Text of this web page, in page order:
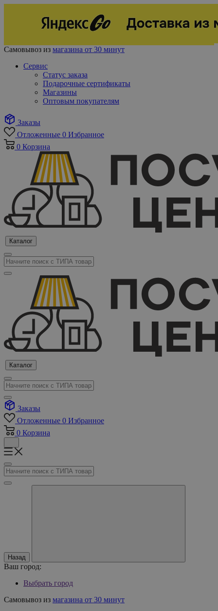
Самовывоз из магазина от 30 минут
Сервис
Статус заказа
Подарочные сертификаты
Магазины
Оптовым покупателям
Заказы
Отложенные 0 Избранное
0 Корзина
Каталог
Каталог
Заказы
Отложенные 0 Избранное
0 Корзина
Назад
Ваш город:
Выбрать город
Самовывоз из магазина от 30 минут